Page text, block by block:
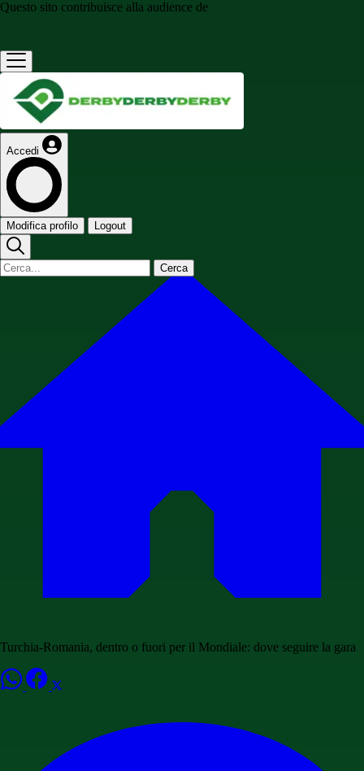
Questo sito contribuisce alla audience de
Accedi
Modifica profilo Logout
Cerca
Turchia-Romania, dentro o fuori per il Mondiale: dove seguire la gara